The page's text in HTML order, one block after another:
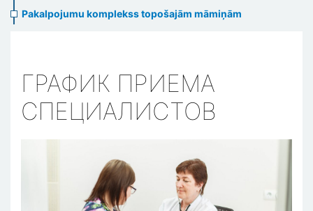
Pakalpojumu komplekss topošajām māmiņām
ГРАФИК ПРИЕМА
СПЕЦИАЛИСТОВ